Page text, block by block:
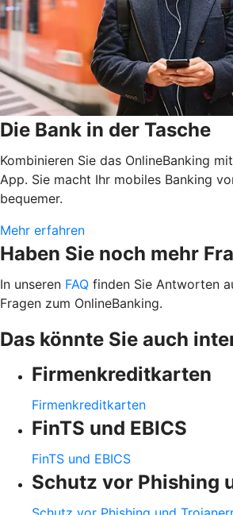
Die Bank in der Tasche
Kombinieren Sie das OnlineBanking
App. Sie macht Ihr mobiles Banking
bequemer.
Mehr erfahren
Haben Sie noch mehr
In unseren FAQ finden Sie Antworten
Fragen zum OnlineBanking.
Das könnte Sie auch
Firmenkreditkarten
Firmenkreditkarten
FinTS und EBICS
FinTS und EBICS
Schutz vor Phishing